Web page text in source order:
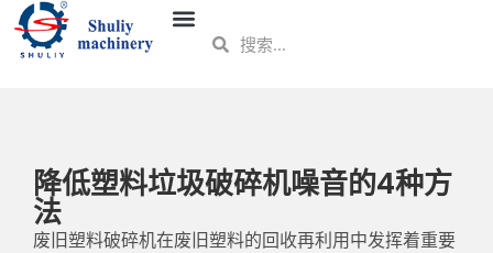
降低塑料垃圾破碎机噪音的4种方
法
废旧塑料破碎机在废旧塑料的回收再利用中发挥着重要